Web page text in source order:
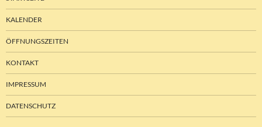
KALENDER
ÖFFNUNGSZEITEN
KONTAKT
IMPRESSUM
DATENSCHUTZ